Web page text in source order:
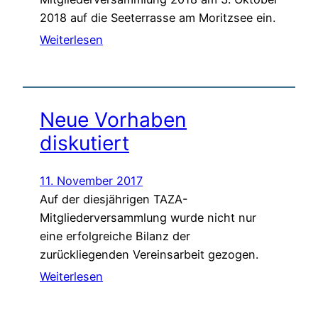
2018 auf die Seeterrasse am Moritzsee ein.
Weiterlesen
Neue Vorhaben
diskutiert
11. November 2017
Auf der diesjährigen TAZA-
Mitgliederversammlung wurde nicht nur
eine erfolgreiche Bilanz der
zurückliegenden Vereinsarbeit gezogen.
Weiterlesen